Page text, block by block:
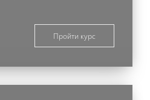
Пройти курс